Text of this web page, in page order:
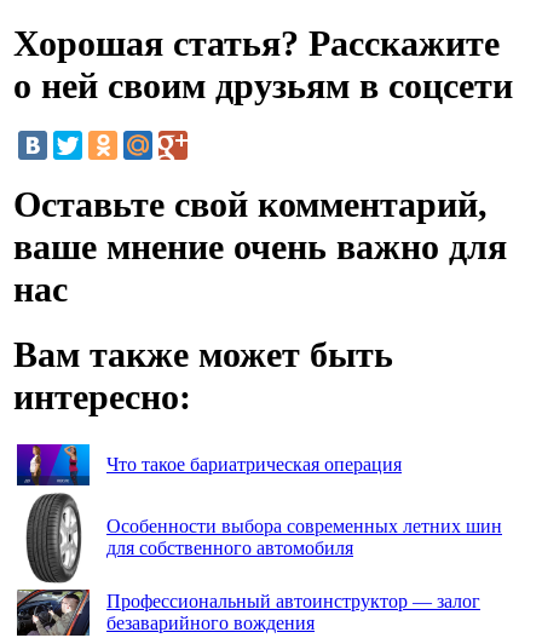
Хорошая статья? Расскажите
о ней своим друзьям в соцсети
Оставьте свой комментарий,
ваше мнение очень важно для
нас
Вам также может быть
интересно:
Что такое бариатрическая операция
Особенности выбора современных летних шин
для собственного автомобиля
Профессиональный автоинструктор — залог
безаварийного вождения